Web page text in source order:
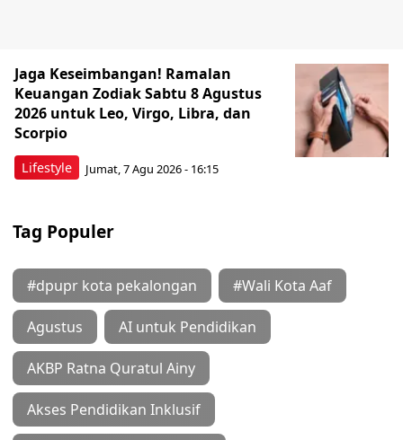
Lifestyle
Jaga Keseimbangan! Ramalan
Keuangan Zodiak Sabtu 8 Agustus
2026 untuk Leo, Virgo, Libra, dan
Scorpio
Jumat, 7 Agu 2026 - 16:15
Tag Populer
#dpupr kota pekalongan #Wali Kota Aaf
Agustus AI untuk Pendidikan
AKBP Ratna Quratul Ainy
Akses Pendidikan Inklusif